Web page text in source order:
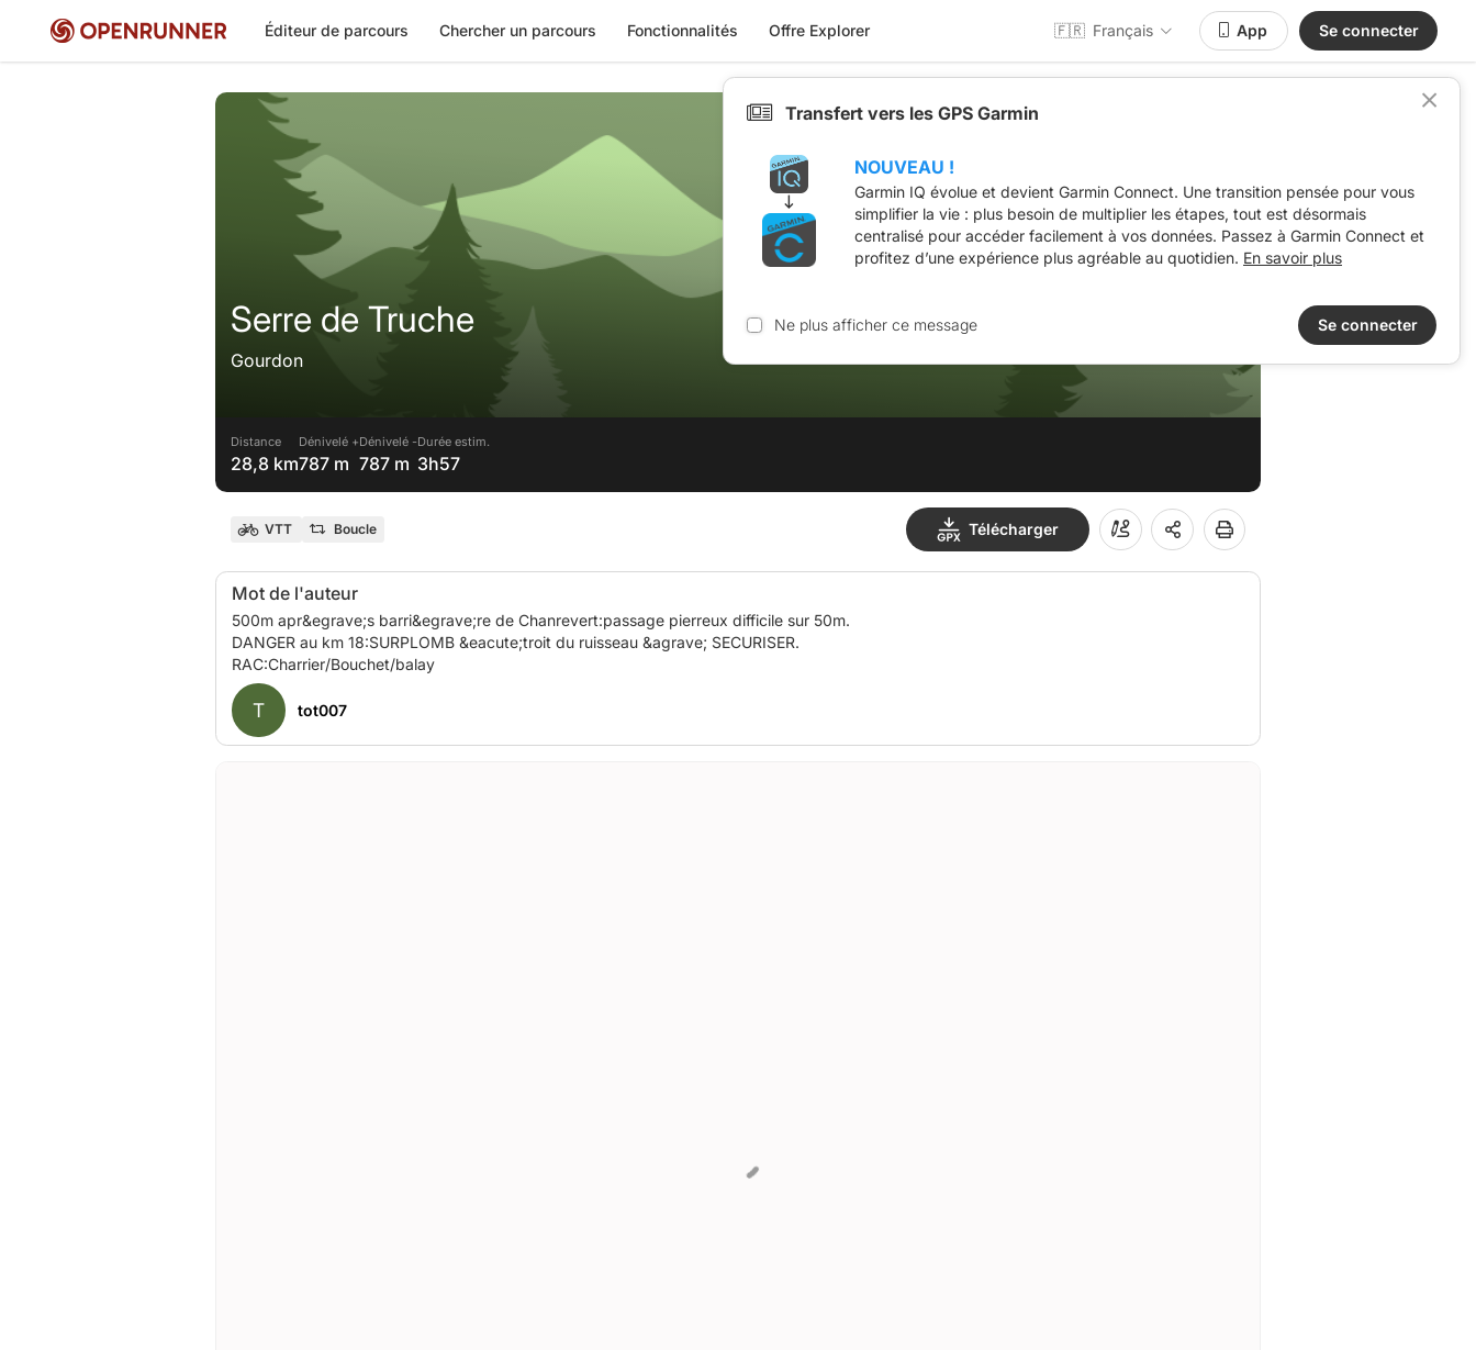
Éditeur de parcours Chercher un parcours Fonctionnalités Offre Explorer 🇫🇷 Français App Se connecter
Serre de Truche
Gourdon
Distance
28,8 km
Dénivelé +
787 m
Dénivelé -
787 m
Durée estim.
3h57
VTT Boucle Télécharger
Mot de l'auteur
500m apr&egrave;s barri&egrave;re de Chanrevert:passage pierreux difficile sur 50m.
DANGER au km 18:SURPLOMB &eacute;troit du ruisseau &agrave; SECURISER.
T tot007
Transfert vers les GPS Garmin
NOUVEAU !
Garmin IQ évolue et devient Garmin Connect. Une transition pensée pour vous
simplifier la vie : plus besoin de multiplier les étapes, tout est désormais
centralisé pour accéder facilement à vos données. Passez à Garmin Connect et
profitez d’une expérience plus agréable au quotidien. En savoir plus
Ne plus afficher ce message Se connecter